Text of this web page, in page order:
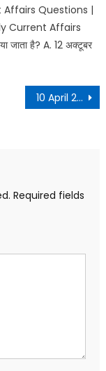
Affairs Questions |
Current Affairs
जाता है? A. 12 अक्टूबर
10 April 2022 Daily Current Affairs in Hindi PDF
Required fields